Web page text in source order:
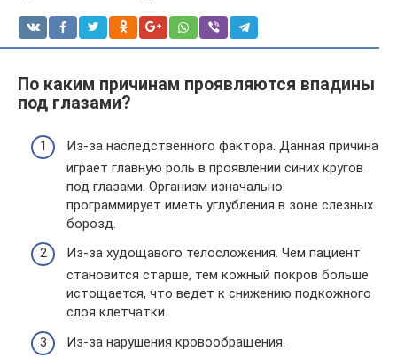
По каким причинам проявляются впадины
под глазами?
Из-за наследственного фактора. Данная причина
играет главную роль в проявлении синих кругов
под глазами. Организм изначально
программирует иметь углубления в зоне слезных
борозд.
Из-за худощавого телосложения. Чем пациент
становится старше, тем кожный покров больше
истощается, что ведет к снижению подкожного
слоя клетчатки.
Из-за нарушения кровообращения.